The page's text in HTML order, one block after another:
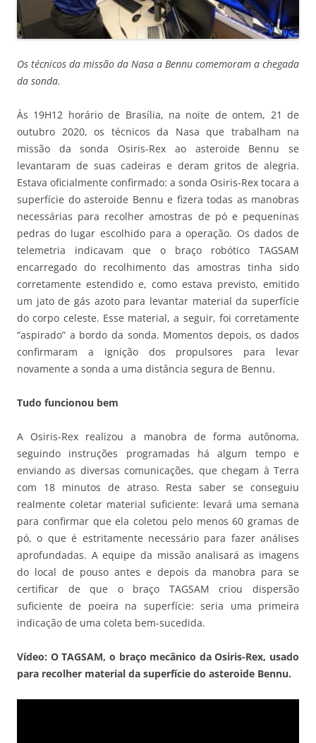
Os técnicos da missão da Nasa a Bennu comemoram a chegada
da sonda.
Às 19H12 horário de Brasília, na noite de ontem, 21 de
outubro 2020, os técnicos da Nasa que trabalham na
missão da sonda Osiris-Rex ao asteroide Bennu se
levantaram de suas cadeiras e deram gritos de alegria.
Estava oficialmente confirmado: a sonda Osiris-Rex tocara a
superfície do asteroide Bennu e fizera todas as manobras
necessárias para recolher amostras de pó e pequeninas
pedras do lugar escolhido para a operação. Os dados de
telemetria indicavam que o braço robótico TAGSAM
encarregado do recolhimento das amostras tinha sido
corretamente estendido e, como estava previsto, emitido
um jato de gás azoto para levantar material da superfície
do corpo celeste. Esse material, a seguir, foi corretamente
“aspirado” a bordo da sonda. Momentos depois, os dados
confirmaram a ignição dos propulsores para levar
novamente a sonda a uma distância segura de Bennu.
Tudo funcionou bem
A Osiris-Rex realizou a manobra de forma autônoma,
seguindo instruções programadas há algum tempo e
enviando as diversas comunicações, que chegam à Terra
com 18 minutos de atraso. Resta saber se conseguiu
realmente coletar material suficiente: levará uma semana
para confirmar que ela coletou pelo menos 60 gramas de
pó, o que é estritamente necessário para fazer análises
aprofundadas. A equipe da missão analisará as imagens
do local de pouso antes e depois da manobra para se
certificar de que o braço TAGSAM criou dispersão
suficiente de poeira na superfície: seria uma primeira
indicação de uma coleta bem-sucedida.
Vídeo: O TAGSAM, o braço mecânico da Osiris-Rex, usado
para recolher material da superfície do asteroide Bennu.